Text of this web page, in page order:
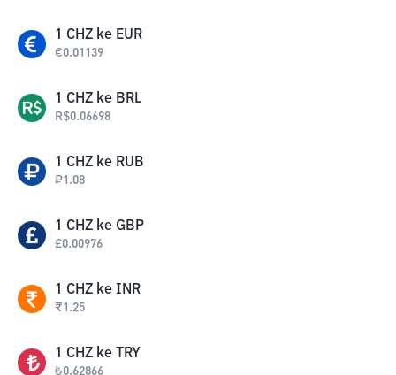
1 CHZ ke EUR
€0.01139
1 CHZ ke BRL
R$0.06698
1 CHZ ke RUB
₽1.08
1 CHZ ke GBP
£0.00976
1 CHZ ke INR
₹1.25
1 CHZ ke TRY
₺0.62866